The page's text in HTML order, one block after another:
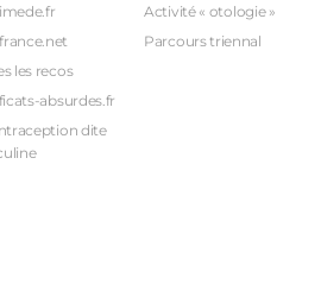
les recos
absurdes.fr
dite
Activité « otologie »
Parcours triennal